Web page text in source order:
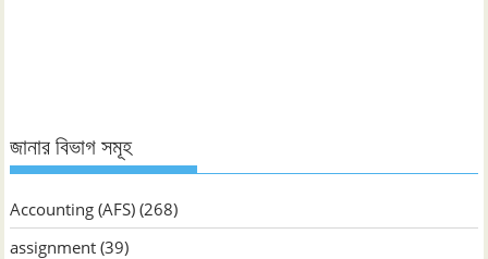
জানার বিভাগ সমূহ
Accounting (AFS) (268)
assignment (39)